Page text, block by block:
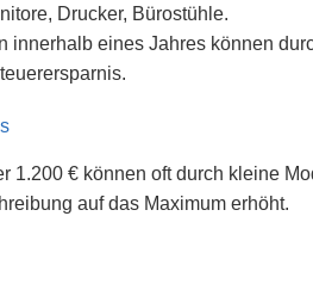
Drucker, Bürostühle.
innerhalb eines Jahres können
1.200 € können oft durch kleine
auf das Maximum erhöht.